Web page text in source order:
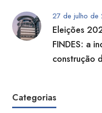
27 de julho de
Eleições
FINDES: a
construção
Categorias